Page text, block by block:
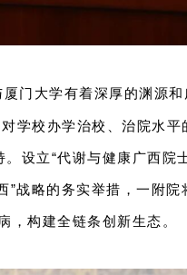
门大学有着深厚的渊源和
学校办学治校、治院水平
设立“代谢与健康广西院
”战略的务实举措，一附院
，构建全链条创新生态。